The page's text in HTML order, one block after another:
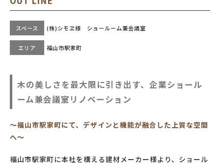
スペース (株)シモヱ様 ショールーム兼会議室
エリア 福山市駅家町
木の美しさを最大限に引き出す、企業ショール
ーム兼会議室リノベーション
～福山市駅家町にて、デザインと機能が融合した上質な空間
へ～
福山市駅家町に本社を構える建材メーカー様より、ショール